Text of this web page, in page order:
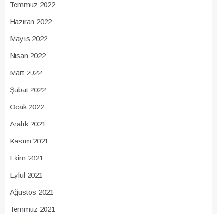
Temmuz 2022
Haziran 2022
Mayıs 2022
Nisan 2022
Mart 2022
Şubat 2022
Ocak 2022
Aralık 2021
Kasım 2021
Ekim 2021
Eylül 2021
Ağustos 2021
Temmuz 2021